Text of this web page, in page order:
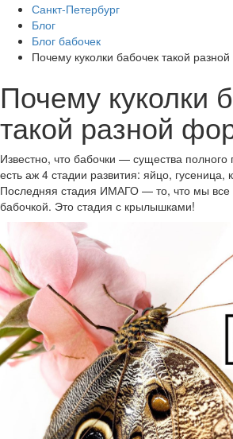
Санкт-Петербург
Блог
Блог бабочек
Почему куколки бабочек такой
Почему куколки
такой разной
Известно, что бабочки — существа
есть аж 4 стадии развития: яйцо, гусеница,
Последняя стадия ИМАГО — то, что мы все
бабочкой. Это стадия с крылышками!